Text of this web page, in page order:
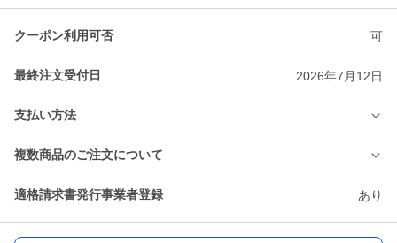
クーポン利用可否 可
最終注文受付日 2026年7月12日
支払い方法
複数商品のご注文について
適格請求書発行事業者登録 あり